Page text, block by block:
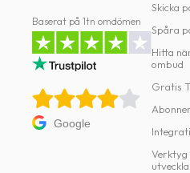
Baserat på 1tn omdömen
Google
Skicka
Spåra
Hitta
ombud
Gratis